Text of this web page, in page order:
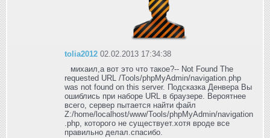
tolia2012 02.02.2013 17:34:38
михаил,а вот это что такое?-- Not Found The
requested URL /Tools/phpMyAdmin/navigation.php
was not found on this server. Подсказка Денвера Вы
ошиблись при наборе URL в браузере. Вероятнее
всего, сервер пытается найти файл
Z:/home/localhost/www/Tools/phpMyAdmin/navigation
.php, которого не существует.хотя вроде все
правильно делал.спасибо.